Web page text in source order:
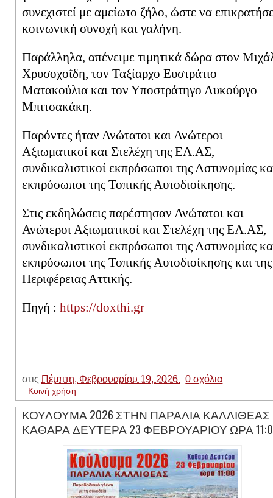
συνεχιστεί με αμείωτο ζήλο, ώστε να
κοινωνική συνοχή και γαλήνη.
Παράλληλα, απένειμε τιμητικά δώρα στον
Χρυσοχοΐδη, τον Ταξίαρχο Ευστράτιο
Ματακούλια και τον Υποστράτηγο Λυκούργο
Μπιτσακάκη.
Παρόντες ήταν Ανώτατοι και Ανώτεροι
Αξιωματικοί και Στελέχη της ΕΛ.ΑΣ,
συνδικαλιστικοί εκπρόσωποι της Αστυνομίας
εκπρόσωποι της Τοπικής Αυτοδιοίκησης.
Στις εκδηλώσεις παρέστησαν Ανώτατοι και
Ανώτεροι Αξιωματικοί και Στελέχη της ΕΛ.ΑΣ,
συνδικαλιστικοί εκπρόσωποι της Αστυνομίας
εκπρόσωποι της Τοπικής Αυτοδιοίκησης και της
Περιφέρειας Αττικής.
Πηγή : https://doxthi.gr
στις Πέμπτη, Φεβρουαρίου 19, 2026 0 σχόλια
Κοινή χρήση
ΚΟΥΛΟΥΜΑ 2026 ΣΤΗΝ ΠΑΡΑΛΙΑ ΚΑΛΛΙΘΕΑΣ
ΚΑΘΑΡΑ ΔΕΥΤΕΡΑ 23 ΦΕΒΡΟΥΑΡΙΟΥ ΩΡΑ